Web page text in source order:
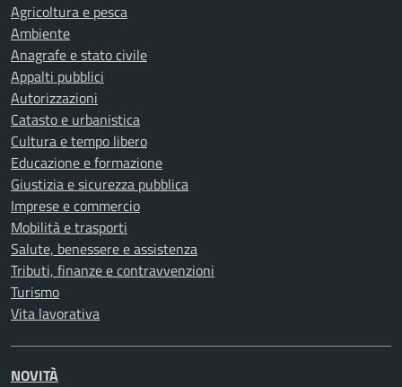
Agricoltura e pesca
Ambiente
Anagrafe e stato civile
Appalti pubblici
Autorizzazioni
Catasto e urbanistica
Cultura e tempo libero
Educazione e formazione
Giustizia e sicurezza pubblica
Imprese e commercio
Mobilità e trasporti
Salute, benessere e assistenza
Tributi, finanze e contravvenzioni
Turismo
Vita lavorativa
NOVITÀ